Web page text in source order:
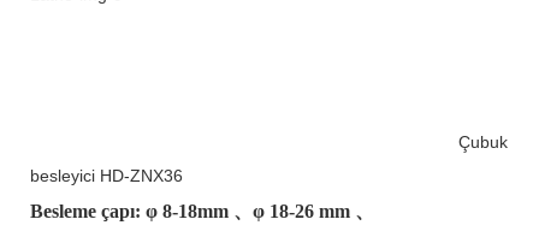
Çubuk
besleyici HD-ZNX36
Besleme çapı: φ 8-18mm 、φ 18-26 mm 、